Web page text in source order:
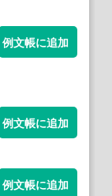
例文帳に追加
例文帳に追加
例文帳に追加